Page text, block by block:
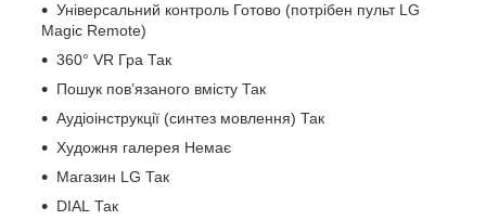
Універсальний контроль Готово (потрібен пульт LG
Magic Remote)
360° VR Гра Так
Пошук пов’язаного вмісту Так
Аудіоінструкції (синтез мовлення) Так
Художня галерея Немає
Магазин LG Так
DIAL Так